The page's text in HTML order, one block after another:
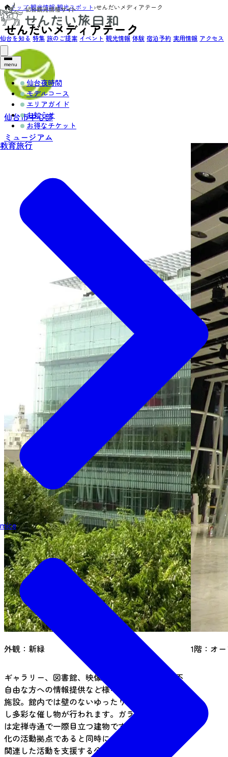
仙台を知る 特集 旅のご提案 イベント 観光情報 体験 宿泊予約 実用情報 アクセス
menu
仙台夜時間
モデルコース
エリアガイド
お知らせ
お得なチケット
教育旅行
mice
トップ›観光情報›観光スポット›せんだいメディアテーク
せんだいメディアテーク
仙台市中心部
ミュージアム
外観：新緑 1階：オ
ギャラリー、図書館、映像センター、目や耳の不
自由な方への情報提供など様々な機能を持つ複合
施設。館内では壁のないゆったりした空間を利用
し多彩な催し物が行われます。ガラス張りの建物
は定禅寺通で一際目立つ建物です。美術や映像文
化の活動拠点であると同時に、様々なメディアに
関連した活動を支援する公共施設です。